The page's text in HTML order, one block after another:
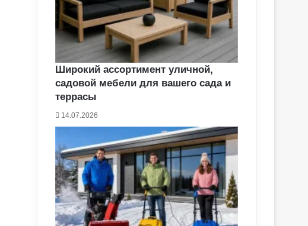
Широкий ассортимент уличной,
садовой мебели для вашего сада и
террасы
14.07.2026